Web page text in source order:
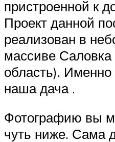
пристроенной к
Проект данной
реализован в
массиве Саловка
область). Именно
наша дача .
Фотографию вы
чуть ниже. Сама